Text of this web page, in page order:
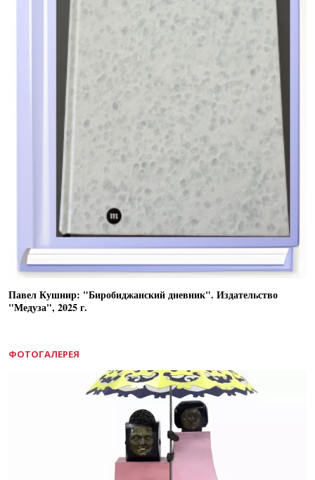
Павел Кушнир: "Биробиджанский дневник". Издательство
"Медуза", 2025 г.
ФОТОГАЛЕРЕЯ